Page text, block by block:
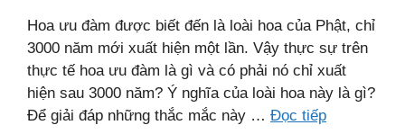
Hoa ưu đàm được biết đến là loài hoa của Phật, chỉ
3000 năm mới xuất hiện một lần. Vậy thực sự trên
thực tế hoa ưu đàm là gì và có phải nó chỉ xuất
hiện sau 3000 năm? Ý nghĩa của loài hoa này là gì?
Để giải đáp những thắc mắc này … Đọc tiếp